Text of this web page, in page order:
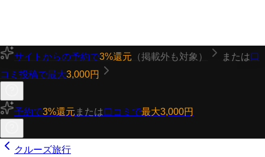
サイトからの予約で3%還元 （掲載外も対象） または口
コミ投稿で最大3,000円
予約で3%還元 または口コミで最大3,000円
クルーズ旅行